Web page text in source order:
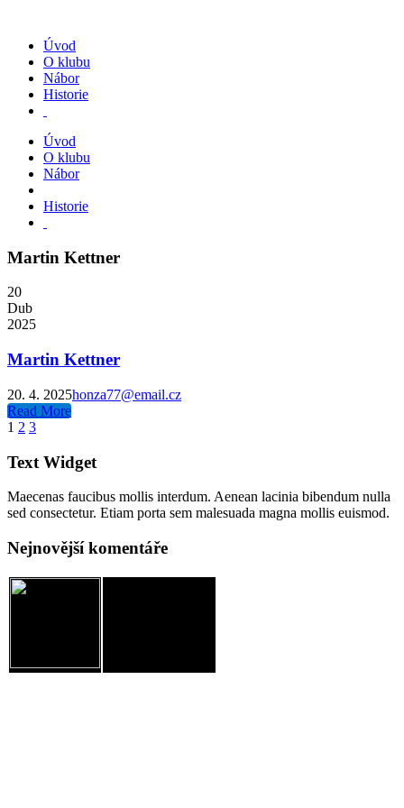
Úvod
O klubu
Nábor
Historie
Úvod
O klubu
Nábor
Historie
Martin Kettner
20
Dub
2025
Martin Kettner
20. 4. 2025honza77@email.cz
Read More
1 2 3
Text Widget
Maecenas faucibus mollis interdum. Aenean lacinia bibendum nulla
sed consectetur. Etiam porta sem malesuada magna mollis euismod.
Nejnovější komentáře